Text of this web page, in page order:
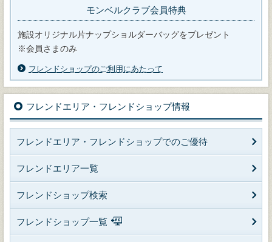
モンベルクラブ会員特典
施設オリジナル片ナップショルダーバッグをプレゼント
※会員さまのみ
フレンドショップのご利用にあたって
フレンドエリア・フレンドショップ情報
フレンドエリア・フレンドショップでのご優待
フレンドエリア一覧
フレンドショップ検索
フレンドショップ一覧